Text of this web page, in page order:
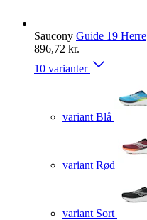
Saucony Guide 19 Herre
896,72 kr.
10 varianter
variant Blå
variant Rød
variant Sort